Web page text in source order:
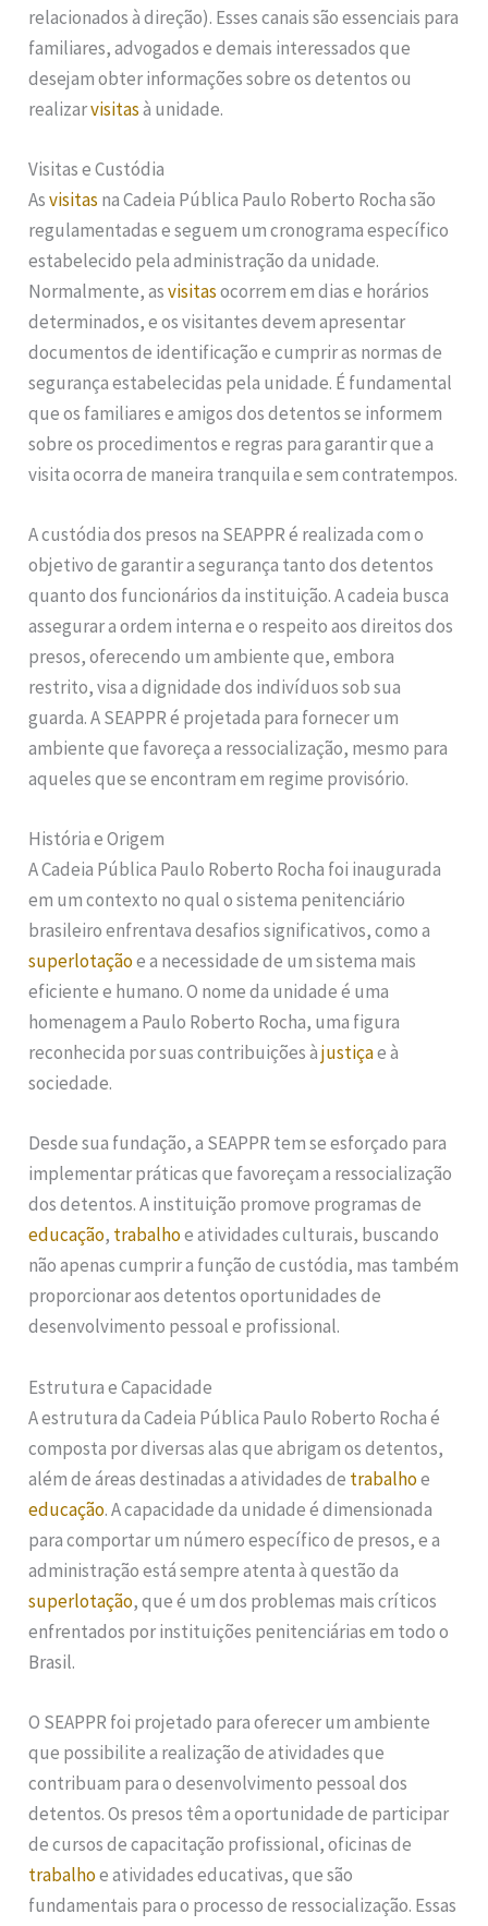
relacionados à direção). Esses canais são essenciais para
familiares, advogados e demais interessados que
desejam obter informações sobre os detentos ou
realizarvisitasà unidade.
Visitas e Custódia
Asvisitas na Cadeia Pública Paulo Roberto Rocha são
regulamentadas e seguem um cronograma específico
estabelecido pela administração da unidade.
Normalmente, asvisitasocorrem em dias e horários
determinados, e os visitantes devem apresentar
documentos de identificação e cumprir as normas de
segurança estabelecidas pela unidade. É fundamental
que os familiares e amigos dos detentos se informem
sobre os procedimentos e regras para garantir que a
visita ocorra de maneira tranquila e sem contratempos.
A custódia dos presos na SEAPPR é realizada com o
objetivo de garantir a segurança tanto dos detentos
quanto dos funcionários da instituição. A cadeia busca
assegurar a ordem interna e o respeito aos direitos dos
presos, oferecendo um ambiente que, embora
restrito, visa a dignidade dos indivíduos sob sua
guarda. A SEAPPR é projetada para fornecer um
ambiente que favoreça a ressocialização, mesmo para
aqueles que se encontram em regime provisório.
História e Origem
A Cadeia Pública Paulo Roberto Rocha foi inaugurada
em um contexto no qual o sistema penitenciário
brasileiro enfrentava desafios significativos, como a
superlotaçãoe a necessidade de um sistema mais
eficiente e humano. O nome da unidade é uma
homenagem a Paulo Roberto Rocha, uma figura
reconhecida por suas contribuições àjustiçae à
sociedade.
Desde sua fundação, a SEAPPR tem se esforçado para
implementar práticas que favoreçam a ressocialização
dos detentos. A instituição promove programas de
educação, trabalhoe atividades culturais, buscando
não apenas cumprir a função de custódia, mas também
proporcionar aos detentos oportunidades de
desenvolvimento pessoal e profissional.
Estrutura e Capacidade
A estrutura da Cadeia Pública Paulo Roberto Rocha é
composta por diversas alas que abrigam os detentos,
além de áreas destinadas a atividades de trabalhoe
educação. A capacidade da unidade é dimensionada
para comportar um número específico de presos, e a
administração está sempre atenta à questão da
superlotação, que é um dos problemas mais críticos
enfrentados por instituições penitenciárias em todo o
Brasil.
O SEAPPR foi projetado para oferecer um ambiente
que possibilite a realização de atividades que
contribuam para o desenvolvimento pessoal dos
detentos. Os presos têm a oportunidade de participar
de cursos de capacitação profissional, oficinas de
trabalhoe atividades educativas, que são
fundamentais para o processo de ressocialização. Essas